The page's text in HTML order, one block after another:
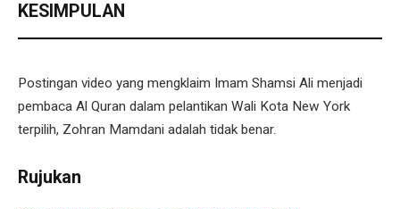
KESIMPULAN
Postingan video yang mengklaim Imam Shamsi Ali menjadi
pembaca Al Quran dalam pelantikan Wali Kota New York
terpilih, Zohran Mamdani adalah tidak benar.
Rujukan